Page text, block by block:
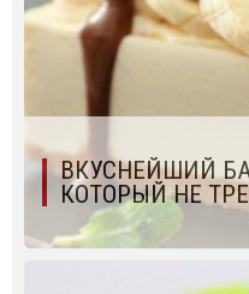
ВКУСНЕЙШИЙ
КОТОРЫЙ НЕ